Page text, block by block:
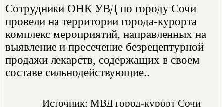
Сотрудники ОНК УВД по городу Сочи
провели на территории города-курорта
комплекс мероприятий, направленных на
выявление и пресечение безрецептурной
продажи лекарств, содержащих в своем
составе сильнодействующие..
Источник: МВД город-курорт Сочи